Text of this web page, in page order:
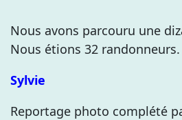
Nous avons parcouru une
Nous étions 32 randonneurs.
Sylvie
Reportage photo complété